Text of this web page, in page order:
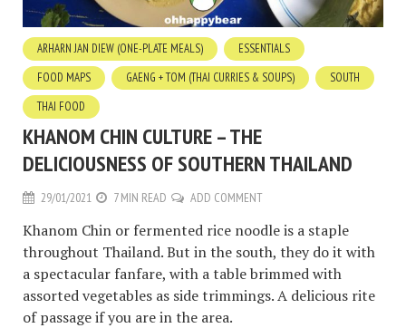
ARHARN JAN DIEW (ONE-PLATE MEALS)
ESSENTIALS
FOOD MAPS
GAENG + TOM (THAI CURRIES & SOUPS)
SOUTH
THAI FOOD
KHANOM CHIN CULTURE – THE
DELICIOUSNESS OF SOUTHERN THAILAND
29/01/2021 7 MIN READ ADD COMMENT
Khanom Chin or fermented rice noodle is a staple
throughout Thailand. But in the south, they do it with
a spectacular fanfare, with a table brimmed with
assorted vegetables as side trimmings. A delicious rite
of passage if you are in the area.